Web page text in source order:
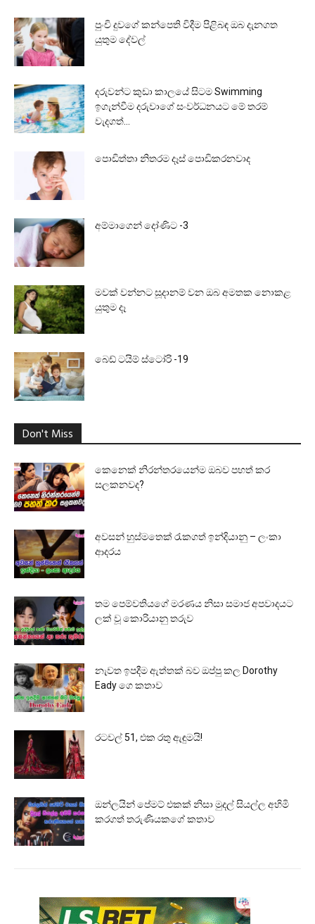
පුංචි දුවගේ කන්පෙති විදීම පිළිබඳ ඔබ දැනගත
යුතුම දේවල්
දරුවන්ට කුඩා කාලයේ සිටම Swimming
ඉගැන්වීම දරුවාගේ සංවර්ධනයට මේ තරම්
වැදගත්...
පොඩිත්තා නිතරම දෑස් පොඩිකරනවාද
අම්මාගෙන් දෝණිට -3
මවක් වන්නට සූදානම් වන ඔබ අමතක නොකළ
යුතුම දෑ
බෙඩ් ටයිම් ස්ටෝරි -19
Don't Miss
කෙනෙක් නිරන්තරයෙන්ම ඔබව පහත් කර
සලකනවද?
අවසන් හුස්මතෙක් රැකගත් ඉන්දියානු – ලංකා
ආදරය
තම පෙම්වතියගේ මරණය නිසා සමාජ අපවාදයට
ලක් වූ කොරියානු තරුව
නැවත ඉපදීම ඇත්තක් බව ඔප්පු කල Dorothy
Eady ගෙ කතාව
රටවල් 51, එක රතු ඇඳුමයි!
ඔන්ලයින් පේමට් එකක් නිසා මුදල් සියල්ල අහිමි
කරගත් තරුණියකගේ කතාව